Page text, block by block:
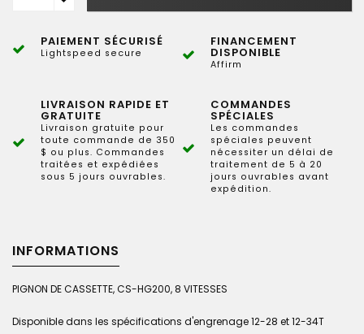
PAIEMENT SÉCURISÉ
Lightspeed secure
FINANCEMENT
DISPONIBLE
Affirm
LIVRAISON RAPIDE ET
GRATUITE
Livraison gratuite pour
toute commande de 350
$ ou plus. Commandes
traitées et expédiées
sous 5 jours ouvrables.
COMMANDES
SPÉCIALES
Les commandes
spéciales peuvent
nécessiter un délai de
traitement de 5 à 20
jours ouvrables avant
expédition.
INFORMATIONS
PIGNON DE CASSETTE, CS-HG200, 8 VITESSES
Disponible dans les spécifications d'engrenage 12-28 et 12-34T